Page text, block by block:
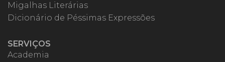
Migalhas Literárias
Dicionário de Péssimas Expressões
SERVIÇOS
Academia